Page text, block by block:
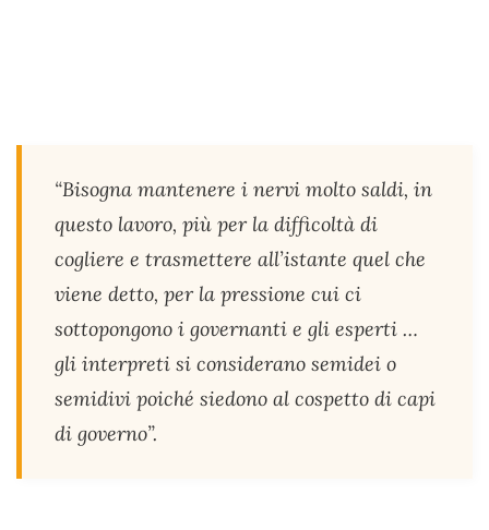
“Bisogna mantenere i nervi molto saldi, in
questo lavoro, più per la difficoltà di
cogliere e trasmettere all’istante quel che
viene detto, per la pressione cui ci
sottopongono i governanti e gli esperti …
gli interpreti si considerano semidei o
semidivi poiché siedono al cospetto di capi
di governo”.